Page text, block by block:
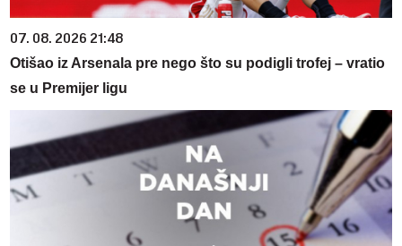
07. 08. 2026 21:48
Otišao iz Arsenala pre nego što su podigli trofej – vratio
se u Premijer ligu